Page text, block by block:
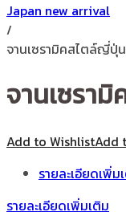
Japan new arrival
/
จานเซรามิคสไตล์ญี่ปุ่
จานเซรา
Add to WishlistAdd
รายละเอียดเพิ่ม
รายละเอียดเพิ่มเติม